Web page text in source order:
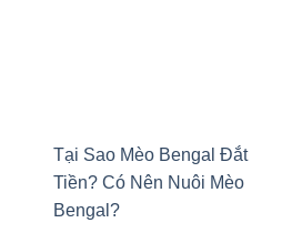
Tại Sao Mèo Bengal Đắt
Tiền? Có Nên Nuôi Mèo
Bengal?